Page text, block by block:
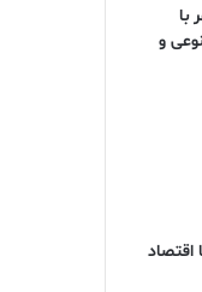
با
و
اقتصاد